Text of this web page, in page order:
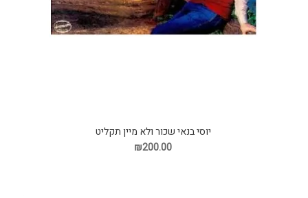
יוסי בנאי שכור ולא מיין תקליט
₪200.00